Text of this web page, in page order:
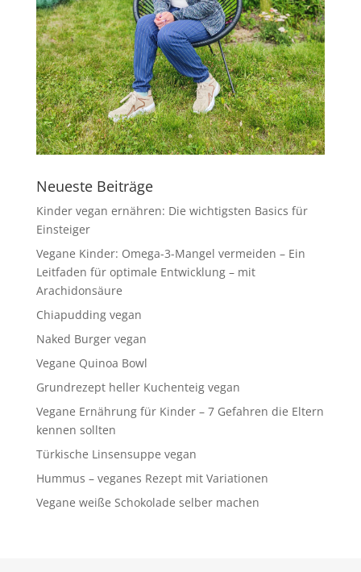
Neueste Beiträge
Kinder vegan ernähren: Die wichtigsten Basics für
Einsteiger
Vegane Kinder: Omega-3-Mangel vermeiden – Ein
Leitfaden für optimale Entwicklung – mit
Arachidonsäure
Chiapudding vegan
Naked Burger vegan
Vegane Quinoa Bowl
Grundrezept heller Kuchenteig vegan
Vegane Ernährung für Kinder – 7 Gefahren die Eltern
kennen sollten
Türkische Linsensuppe vegan
Hummus – veganes Rezept mit Variationen
Vegane weiße Schokolade selber machen